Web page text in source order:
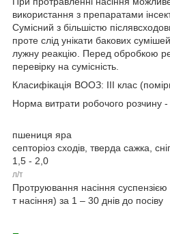
використання з препаратами
Сумісний з більшістю
проте слід унікати бакових
лужну реакцію. Перед обробкою
перевірку на сумісність.
Класифікація ВООЗ: ІІІ клас
Норма витрати робочого розчину -
пшениця яра
септоріоз сходів, тверда сажка,
1,5 - 2,0
л/т
Протруювання насіння
т насіння) за 1 – 30 днів до посіву